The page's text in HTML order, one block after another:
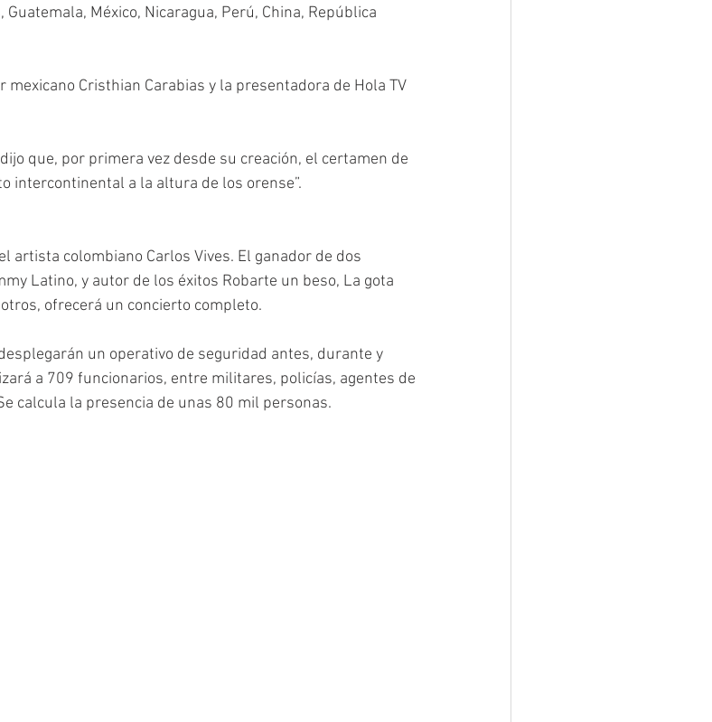
Guatemala, México, Nicaragua, Perú, China, República
Cristhian Carabias y la presentadora de Hola TV
que, por primera vez desde su creación, el certamen de
intercontinental a la altura de los orense”.
artista colombiano Carlos Vives. El ganador de dos
Latino, y autor de los éxitos Robarte un beso, La gota
ofrecerá un concierto completo.
un operativo de seguridad antes, durante y
a 709 funcionarios, entre militares, policías, agentes de
calcula la presencia de unas 80 mil personas.